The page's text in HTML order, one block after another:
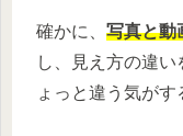
確かに、 写真と動
し、見え方の違
ょっと違う気がす